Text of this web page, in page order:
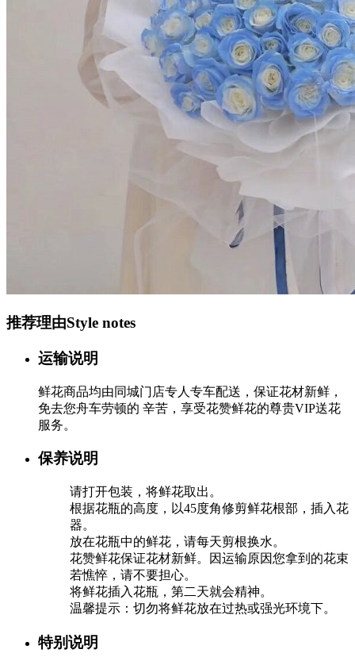
推荐理由Style notes
运输说明
鲜花商品均由同城门店专人专车配送，保证花材新鲜，
免去您舟车劳顿的 辛苦，享受花赞鲜花的尊贵VIP送花
服务。
保养说明
请打开包装，将鲜花取出。
根据花瓶的高度，以45度角修剪鲜花根部，插入花
器。
放在花瓶中的鲜花，请每天剪根换水。
花赞鲜花保证花材新鲜。因运输原因您拿到的花束
若憔悴，请不要担心。
将鲜花插入花瓶，第二天就会精神。
温馨提示：切勿将鲜花放在过热或强光环境下。
特别说明